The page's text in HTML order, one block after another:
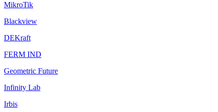
MikroTik
Blackview
DEKraft
FERM IND
Geometric Future
Infinity Lab
Irbis